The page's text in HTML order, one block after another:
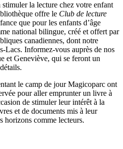
la lecture chez votre enfant
offre le Club de lecture
que pour les enfants d’âge
national bilingue, créé et offert par
canadiennes, dont notre
Lacs. Informez-vous auprès de nos
et Geneviève, qui se feront un
le camp de jour Magicoparc ont
pour aller emprunter un livre à
de stimuler leur intérêt à la
et de documents mis à leur
horizons comme lecteurs.